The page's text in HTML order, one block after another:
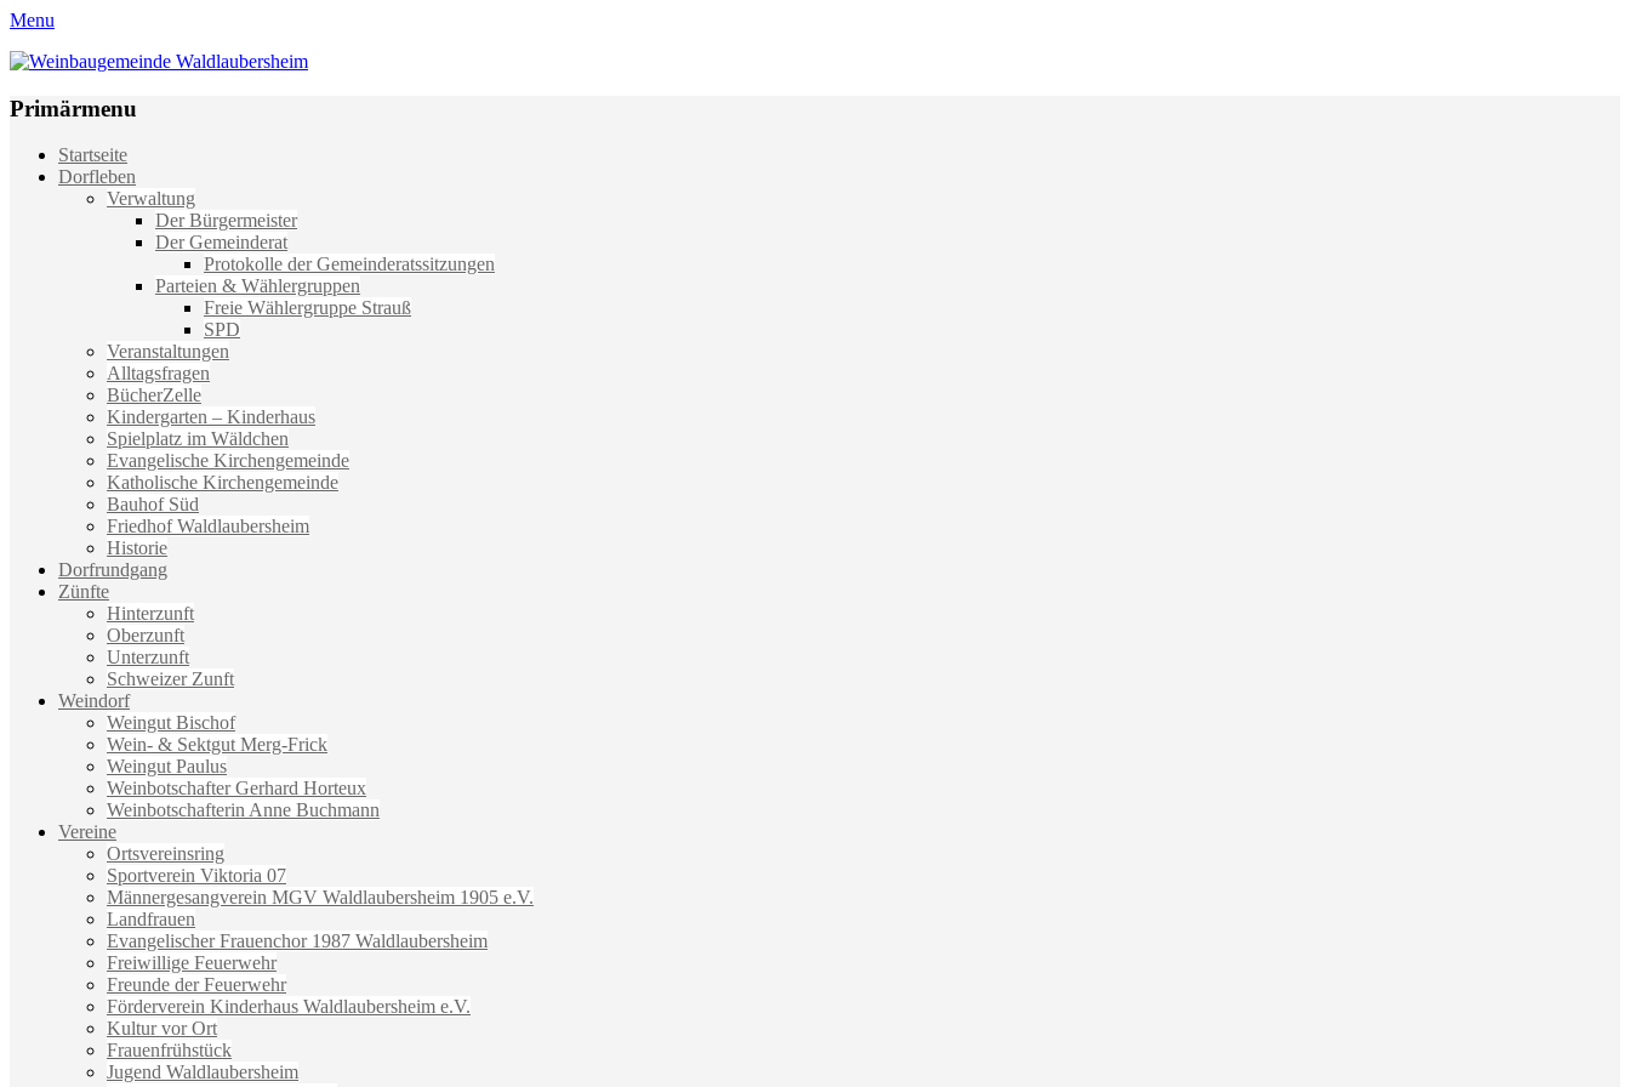
Menu
Weinbaugemeinde Waldlaubersheim
Primärmenu
Weiter
zum
Startseite
Dorfleben
Verwaltung
Der Bürgermeister
Der Gemeinderat
Protokolle der Gemeinderatssitzungen
Parteien & Wählergruppen
Freie Wählergruppe Strauß
SPD
Veranstaltungen
Alltagsfragen
BücherZelle
Kindergarten – Kinderhaus
Spielplatz im Wäldchen
Evangelische Kirchengemeinde
Katholische Kirchengemeinde
Bauhof Süd
Friedhof Waldlaubersheim
Historie
Dorfrundgang
Zünfte
Hinterzunft
Oberzunft
Unterzunft
Schweizer Zunft
Weindorf
Weingut Bischof
Wein- & Sektgut Merg-Frick
Weingut Paulus
Weinbotschafter Gerhard Horteux
Weinbotschafterin Anne Buchmann
Vereine
Ortsvereinsring
Sportverein Viktoria 07
Männergesangverein MGV Waldlaubersheim 1905 e.V.
Landfrauen
Evangelischer Frauenchor 1987 Waldlaubersheim
Freiwillige Feuerwehr
Freunde der Feuerwehr
Förderverein Kinderhaus Waldlaubersheim e.V.
Kultur vor Ort
Frauenfrühstück
Jugend Waldlaubersheim